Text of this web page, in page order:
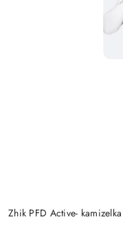
Zhik PFD Active-